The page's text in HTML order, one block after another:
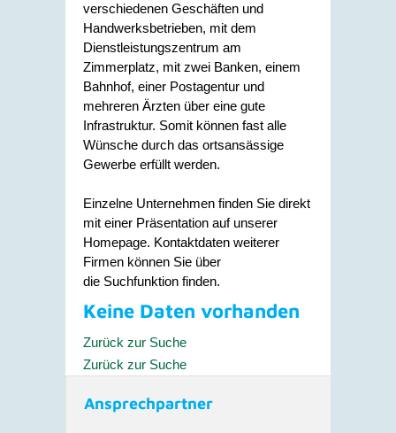
verschiedenen Geschäften und
Handwerksbetrieben, mit dem
Dienstleistungszentrum am
Zimmerplatz, mit zwei Banken, einem
Bahnhof, einer Postagentur und
mehreren Ärzten über eine gute
Infrastruktur. Somit können fast alle
Wünsche durch das ortsansässige
Gewerbe erfüllt werden.
Einzelne Unternehmen finden Sie direkt
mit einer Präsentation auf unserer
Homepage. Kontaktdaten weiterer
Firmen können Sie über
die Suchfunktion finden.
Keine Daten vorhanden
Zurück zur Suche
Zurück zur Suche
Ansprechpartner